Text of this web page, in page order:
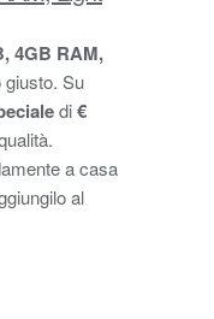
4GB RAM,
giusto. Su
di€
a casa
al